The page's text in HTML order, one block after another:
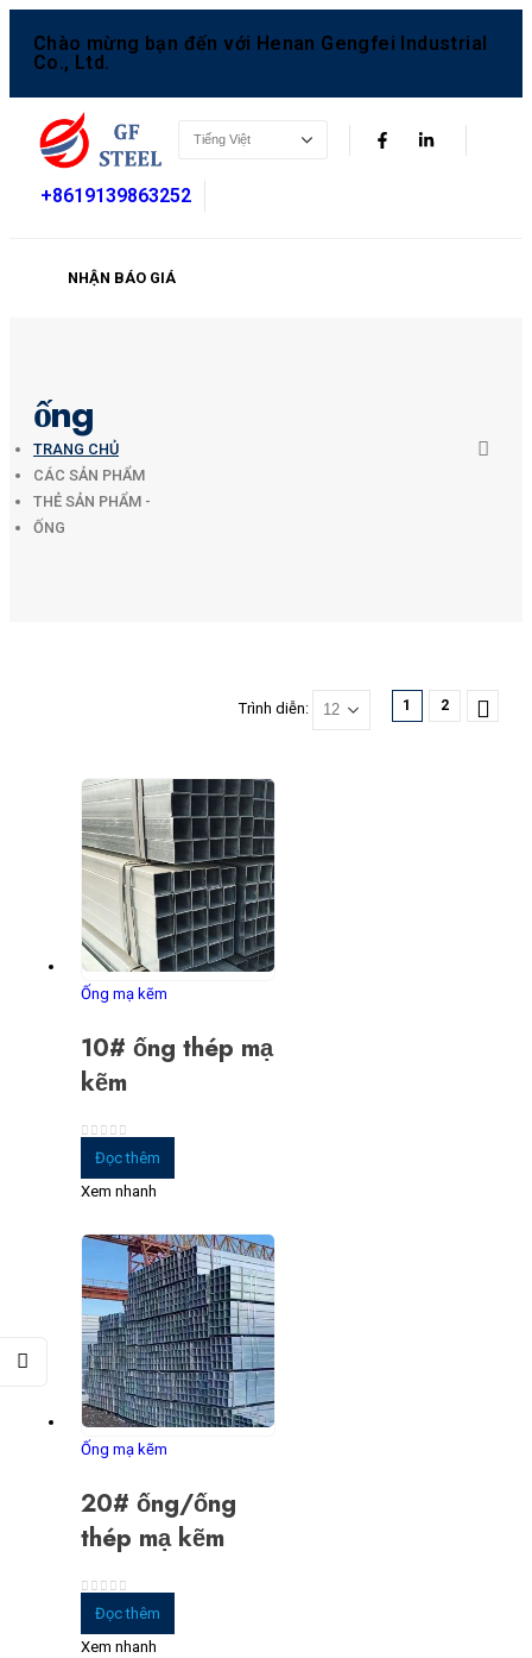
Chào mừng bạn đến với Henan Gengfei Industrial
Co., Ltd.
+8619139863252
NHẬN BÁO GIÁ
ống
TRANG CHỦ
CÁC SẢN PHẨM
THẺ SẢN PHẨM -
ỐNG
Trình diễn: 1 2
Ống mạ kẽm
10# ống thép mạ
kẽm
trong số 5
Đọc thêm
Xem nhanh
Ống mạ kẽm
20# ống/ống
thép mạ kẽm
trong số 5
Đọc thêm
Xem nhanh